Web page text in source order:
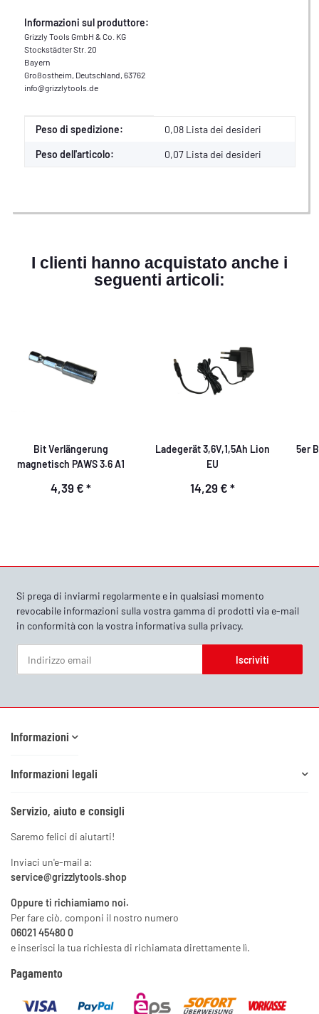
Informazioni sul produttore:
Grizzly Tools GmbH & Co. KG
Stockstädter Str. 20
Bayern
Großostheim, Deutschland, 63762
info@grizzlytools.de
Caratteristica del prodotto
Valore
Peso di spedizione: 0,08 Lista dei desideri
Peso dell'articolo: 0,07 Lista dei desideri
I clienti hanno acquistato anche i
seguenti articoli:
Bit Verlängerung
magnetisch PAWS 3.6 A1
4,39 € *
Ladegerät 3,6V,1,5Ah Lion
EU
14,29 € *
5er
Si prega di inviarmi regolarmente e in qualsiasi momento
revocabile informazioni sulla vostra gamma di prodotti via e-mail
in conformità con la vostra informativa sulla privacy.
Iscriviti
Informazioni
Informazioni legali
Servizio, aiuto e consigli
Saremo felici di aiutarti!
Inviaci un'e-mail a:
service@grizzlytools.shop
Oppure ti richiamiamo noi.
Per fare ciò, componi il nostro numero
06021 45480 0
e inserisci la tua richiesta di richiamata direttamente lì.
Pagamento